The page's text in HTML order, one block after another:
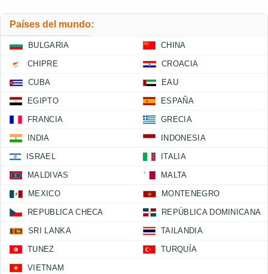
Países del mundo:
BULGARIA CHINA
CHIPRE CROACIA
CUBA EAU
EGIPTO ESPAÑA
FRANCIA GRECIA
INDIA INDONESIA
ISRAEL ITALIA
MALDIVAS MALTA
MEXICO MONTENEGRO
REPUBLICA CHECA REPÚBLICA DOMINICANA
SRI LANKA TAILANDIA
TUNEZ TURQUÍA
VIETNAM